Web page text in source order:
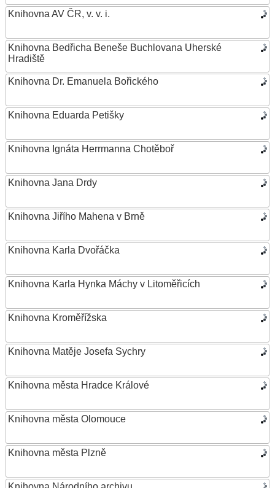
Knihovna AV ČR, v. v. i.
Knihovna Bedřicha Beneše Buchlovana Uherské
Hradiště
Knihovna Dr. Emanuela Bořického
Knihovna Eduarda Petišky
Knihovna Ignáta Herrmanna Chotěboř
Knihovna Jana Drdy
Knihovna Jiřího Mahena v Brně
Knihovna Karla Dvořáčka
Knihovna Karla Hynka Máchy v Litoměřicích
Knihovna Kroměřížska
Knihovna Matěje Josefa Sychry
Knihovna města Hradce Králové
Knihovna města Olomouce
Knihovna města Plzně